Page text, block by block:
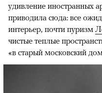
удивление иностранных
приводила сюда: все
интерьер, почти пуризм
чистые теплые
«в старый московский